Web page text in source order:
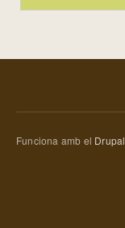
Funciona amb el Drupal